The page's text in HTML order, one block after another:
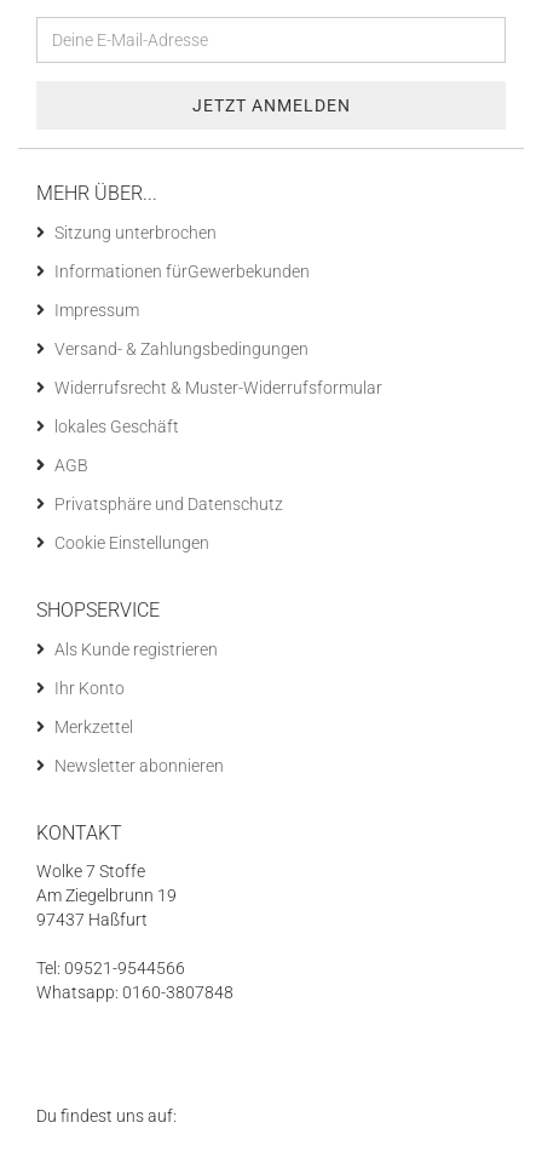
MEHR ÜBER...
Sitzung unterbrochen
Informationen fürGewerbekunden
Impressum
Versand- & Zahlungsbedingungen
Widerrufsrecht & Muster-Widerrufsformular
lokales Geschäft
AGB
Privatsphäre und Datenschutz
Cookie Einstellungen
SHOPSERVICE
Als Kunde registrieren
Ihr Konto
Merkzettel
Newsletter abonnieren
KONTAKT
Wolke 7 Stoffe
Am Ziegelbrunn 19
97437 Haßfurt
Tel: 09521-9544566
Whatsapp: 0160-3807848
Du findest uns auf: